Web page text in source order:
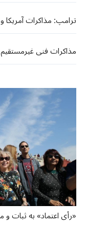
ترامپ: مذاکرات آمریکا
مذاکرات فنی
«رأی اعتماد» به ثبات